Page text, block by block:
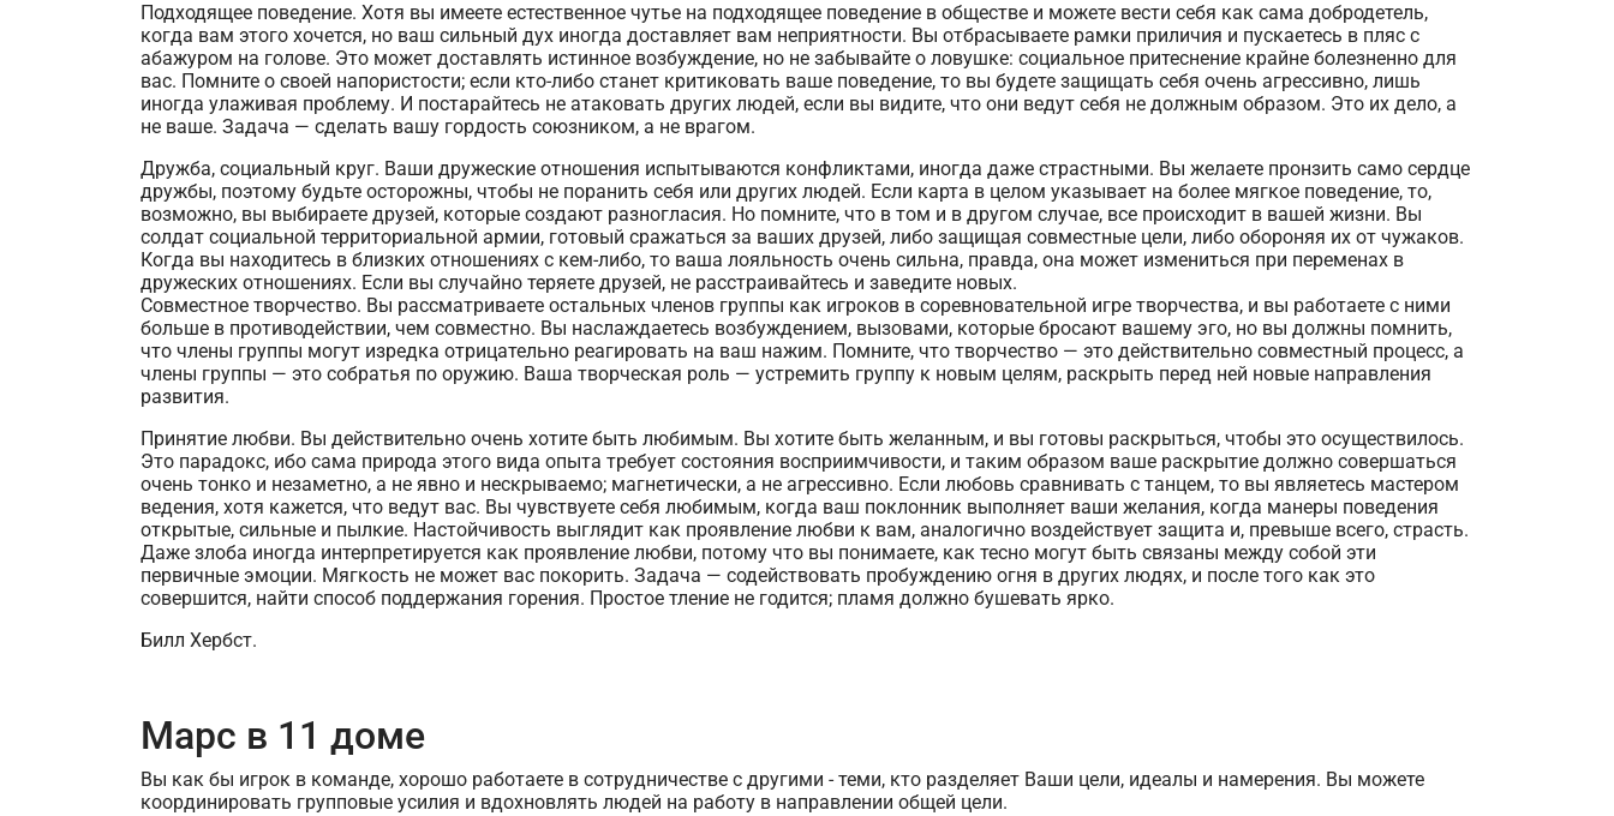
Подходящее поведение. Хотя вы имеете естественное чутье на подходящее поведение в обществе и можете вести себя как сама добродетель,
когда вам этого хочется, но ваш сильный дух иногда доставляет вам неприятности. Вы отбрасываете рамки приличия и пускаетесь в пляс с
абажуром на голове. Это может доставлять истинное возбуждение, но не забывайте о ловушке: социальное притеснение крайне болезненно для
вас. Помните о своей напористости; если кто-либо станет критиковать ваше поведение, то вы будете защищать себя очень агрессивно, лишь
иногда улаживая проблему. И постарайтесь не атаковать других людей, если вы видите, что они ведут себя не должным образом. Это их дело, а
не ваше. Задача — сделать вашу гордость союзником, а не врагом.
Дружба, социальный круг. Ваши дружеские отношения испытываются конфликтами, иногда даже страстными. Вы желаете пронзить само сердце
дружбы, поэтому будьте осторожны, чтобы не поранить себя или других людей. Если карта в целом указывает на более мягкое поведение, то,
возможно, вы выбираете друзей, которые создают разногласия. Но помните, что в том и в другом случае, все происходит в вашей жизни. Вы
солдат социальной территориальной армии, готовый сражаться за ваших друзей, либо защищая совместные цели, либо обороняя их от чужаков.
Когда вы находитесь в близких отношениях с кем-либо, то ваша лояльность очень сильна, правда, она может измениться при переменах в
дружеских отношениях. Если вы случайно теряете друзей, не расстраивайтесь и заведите новых.
Совместное творчество. Вы рассматриваете остальных членов группы как игроков в соревновательной игре творчества, и вы работаете с ними
больше в противодействии, чем совместно. Вы наслаждаетесь возбуждением, вызовами, которые бросают вашему эго, но вы должны помнить,
что члены группы могут изредка отрицательно реагировать на ваш нажим. Помните, что творчество — это действительно совместный процесс, а
члены группы — это собратья по оружию. Ваша творческая роль — устремить группу к новым целям, раскрыть перед ней новые направления
развития.
Принятие любви. Вы действительно очень хотите быть любимым. Вы хотите быть желанным, и вы готовы раскрыться, чтобы это осуществилось.
Это парадокс, ибо сама природа этого вида опыта требует состояния восприимчивости, и таким образом ваше раскрытие должно совершаться
очень тонко и незаметно, а не явно и нескрываемо; магнетически, а не агрессивно. Если любовь сравнивать с танцем, то вы являетесь мастером
ведения, хотя кажется, что ведут вас. Вы чувствуете себя любимым, когда ваш поклонник выполняет ваши желания, когда манеры поведения
открытые, сильные и пылкие. Настойчивость выглядит как проявление любви к вам, аналогично воздействует защита и, превыше всего, страсть.
Даже злоба иногда интерпретируется как проявление любви, потому что вы понимаете, как тесно могут быть связаны между собой эти
первичные эмоции. Мягкость не может вас покорить. Задача — содействовать пробуждению огня в других людях, и после того как это
совершится, найти способ поддержания горения. Простое тление не годится; пламя должно бушевать ярко.
Билл Хербст.
Марс в 11 доме
Вы как бы игрок в команде, хорошо работаете в сотрудничестве с другими - теми, кто разделяет Ваши цели, идеалы и намерения. Вы можете
координировать групповые усилия и вдохновлять людей на работу в направлении общей цели.